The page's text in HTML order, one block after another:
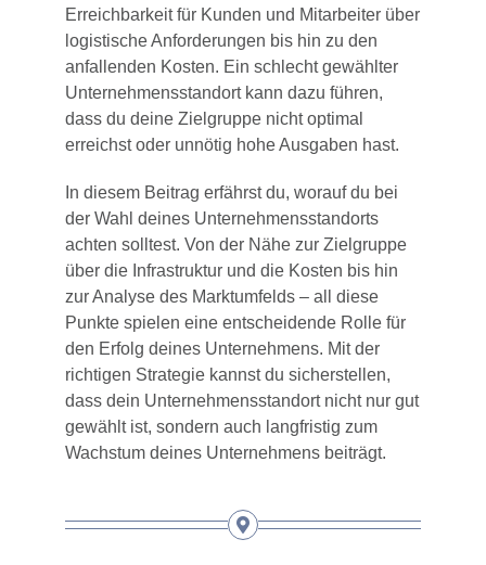
Erreichbarkeit für Kunden und Mitarbeiter über
logistische Anforderungen bis hin zu den
anfallenden Kosten. Ein schlecht gewählter
Unternehmensstandort kann dazu führen,
dass du deine Zielgruppe nicht optimal
erreichst oder unnötig hohe Ausgaben hast.
In diesem Beitrag erfährst du, worauf du bei
der Wahl deines Unternehmensstandorts
achten solltest. Von der Nähe zur Zielgruppe
über die Infrastruktur und die Kosten bis hin
zur Analyse des Marktumfelds – all diese
Punkte spielen eine entscheidende Rolle für
den Erfolg deines Unternehmens. Mit der
richtigen Strategie kannst du sicherstellen,
dass dein Unternehmensstandort nicht nur gut
gewählt ist, sondern auch langfristig zum
Wachstum deines Unternehmens beiträgt.